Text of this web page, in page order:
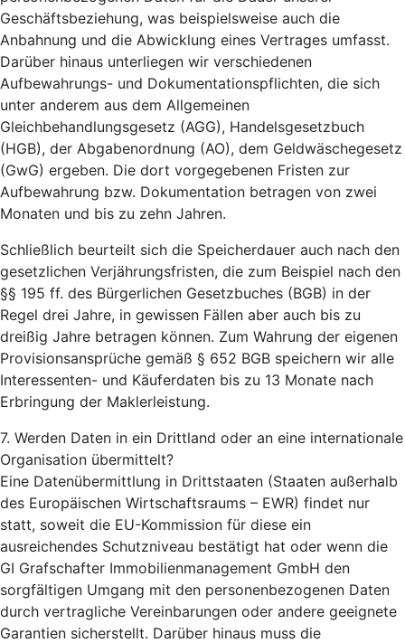
Geschäftsbeziehung, was beispielsweise auch die
Anbahnung und die Abwicklung eines Vertrages umfasst.
Darüber hinaus unterliegen wir verschiedenen
Aufbewahrungs- und Dokumentationspflichten, die sich
unter anderem aus dem Allgemeinen
Gleichbehandlungsgesetz (AGG), Handelsgesetzbuch
(HGB), der Abgabenordnung (AO), dem Geldwäschegesetz
(GwG) ergeben. Die dort vorgegebenen Fristen zur
Aufbewahrung bzw. Dokumentation betragen von zwei
Monaten und bis zu zehn Jahren.
Schließlich beurteilt sich die Speicherdauer auch nach den
gesetzlichen Verjährungsfristen, die zum Beispiel nach den
§§ 195 ff. des Bürgerlichen Gesetzbuches (BGB) in der
Regel drei Jahre, in gewissen Fällen aber auch bis zu
dreißig Jahre betragen können. Zum Wahrung der eigenen
Provisionsansprüche gemäß § 652 BGB speichern wir alle
Interessenten- und Käuferdaten bis zu 13 Monate nach
Erbringung der Maklerleistung.
7. Werden Daten in ein Drittland oder an eine internationale
Organisation übermittelt?
Eine Datenübermittlung in Drittstaaten (Staaten außerhalb
des Europäischen Wirtschaftsraums – EWR) findet nur
statt, soweit die EU-Kommission für diese ein
ausreichendes Schutzniveau bestätigt hat oder wenn die
GI Grafschafter Immobilienmanagement GmbH den
sorgfältigen Umgang mit den personenbezogenen Daten
durch vertragliche Vereinbarungen oder andere geeignete
Garantien sicherstellt. Darüber hinaus muss die